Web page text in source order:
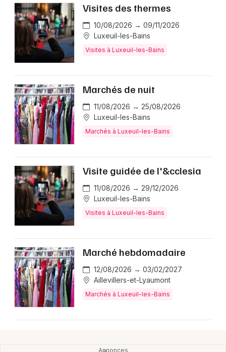
Visites des thermes
10/08/2026 → 09/11/2026
Luxeuil-les-Bains
Visites à Luxeuil-les-Bains
Marchés de nuit
11/08/2026 → 25/08/2026
Luxeuil-les-Bains
Marchés à Luxeuil-les-Bains
Visite guidée de l'&cclesia
11/08/2026 → 29/12/2026
Luxeuil-les-Bains
Visites à Luxeuil-les-Bains
Marché hebdomadaire
12/08/2026 → 03/02/2027
Aillevillers-et-Lyaumont
Marchés à Luxeuil-les-Bains